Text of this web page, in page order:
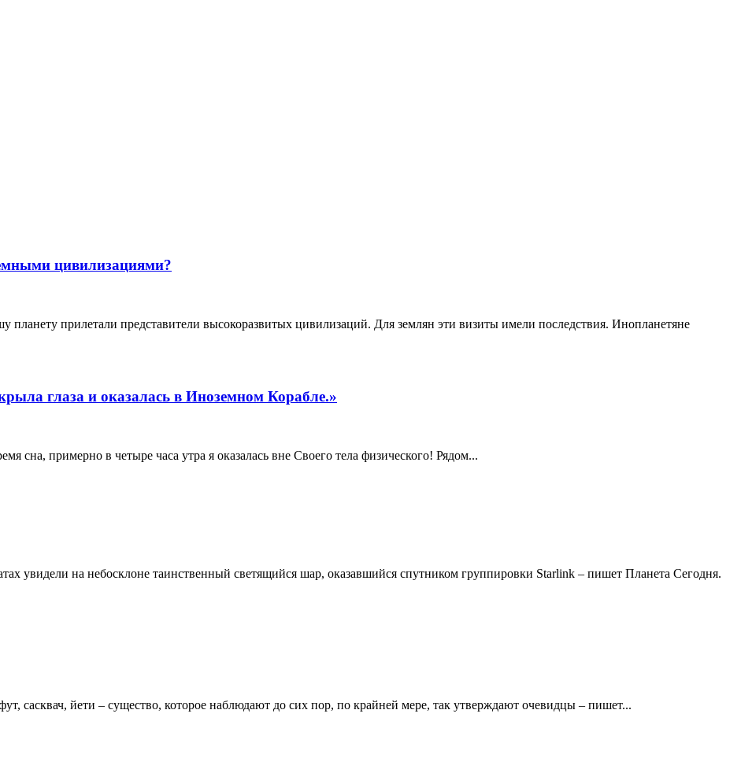
цивилизациями?
планету прилетали представители высокоразвитых цивилизаций. Для землян эти визиты имели последствия. Инопланетяне
глаза и оказалась в Иноземном Корабле.»
сна, примерно в четыре часа утра я оказалась вне Своего тела физического! Рядом...
увидели на небосклоне таинственный светящийся шар, оказавшийся спутником группировки Starlink – пишет Планета Сегодня.
сасквач, йети – существо, которое наблюдают до сих пор, по крайней мере, так утверждают очевидцы – пишет...